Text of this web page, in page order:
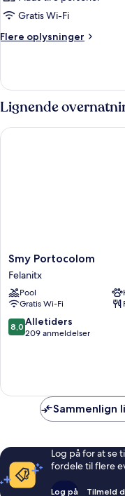
Gratis Wi-Fi
Flere oplysninger
Flere
Lignende
Smy
Portocolom
Felanitx
Smy Portocolom
Felanitx
Pool
Gratis Wi-Fi
8.0
ud
anmeldelser
8,0 Alletiders
209 anmeldelser
Smy Portocolom
Sammenlign
Log på for at se
fordele til flere
Log på Tilmeld